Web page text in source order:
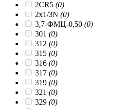
2CR5 (0)
2x1/3N (0)
3,7-ФМЦ-0,50 (0)
301 (0)
312 (0)
315 (0)
316 (0)
317 (0)
319 (0)
321 (0)
329 (0)